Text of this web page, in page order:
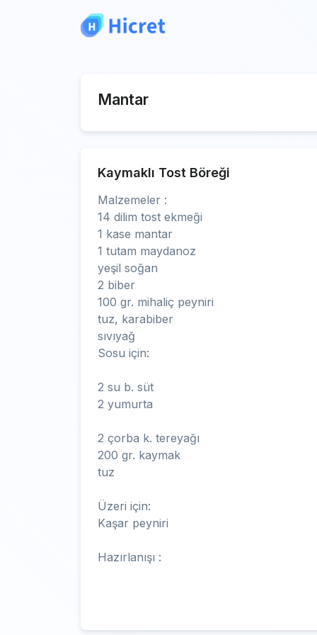
Mantar
Kaymaklı Tost Böreği
Malzemeler :
14 dilim tost ekmeği
1 kase mantar
1 tutam maydanoz
yeşil soğan
2 biber
100 gr. mihaliç peyniri
tuz, karabiber
sıvıyağ
Sosu için:
2 su b. süt
2 yumurta
2 çorba k. tereyağı
200 gr. kaymak
tuz
Üzeri için:
Kaşar peyniri
Hazırlanışı :